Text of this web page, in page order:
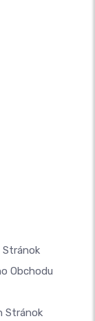
Stránok
Obchodu
Stránok